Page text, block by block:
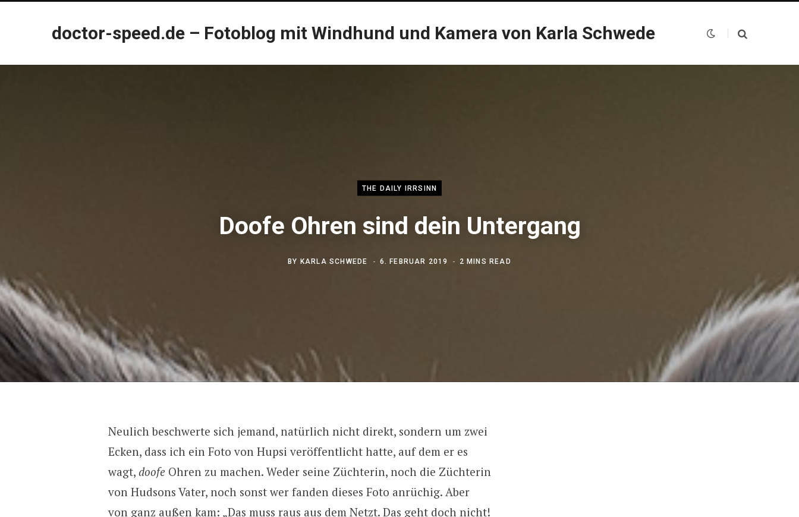
doctor-speed.de – Fotoblog mit Windhund und Kamera von Karla Schwede
THE DAILY IRRSINN
Doofe Ohren sind dein Untergang
BY KARLA SCHWEDE 6. FEBRUAR 2019 2 MINS READ
Neulich beschwerte sich jemand, natürlich nicht direkt, sondern um zwei
Ecken, dass ich ein Foto von Hupsi veröffentlicht hatte, auf dem er es
wagt, doofeOhren zu machen. Weder seine Züchterin, noch die Züchterin
von Hudsons Vater, noch sonst wer fanden dieses Foto anrüchig. Aber
von ganz außen kam: „Das muss raus aus dem Netzt. Das geht doch nicht!